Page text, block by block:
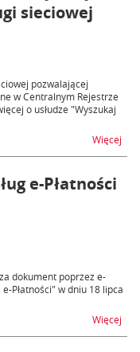
sieciowej
pozwalającej
w Centralnym Rejestrze
o usłudze "Wyszukaj
Więcej
e-Płatności
dokument poprzez e-
Płatności" w dniu 18 lipca
Więcej